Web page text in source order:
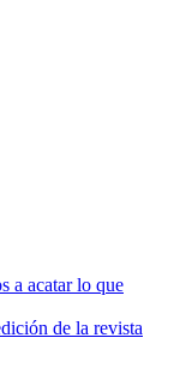
a acatar lo que
de la revista